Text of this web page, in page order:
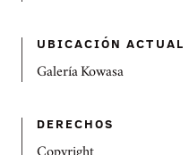
UBICACIÓN ACTUAL
Galería Kowasa
DERECHOS